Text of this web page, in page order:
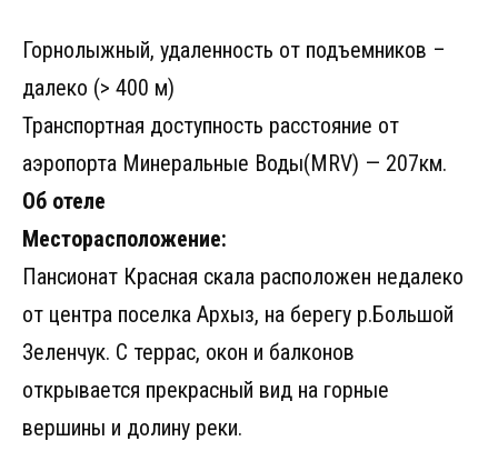
Горнолыжный, удаленность от подъемников –
далеко (> 400 м)
Транспортная доступность расстояние от
аэропорта Минеральные Воды(MRV) — 207км.
Об отеле
Месторасположение:
Пансионат Красная скала расположен недалеко
от центра поселка Архыз, на берегу р.Большой
Зеленчук. С террас, окон и балконов
открывается прекрасный вид на горные
вершины и долину реки.